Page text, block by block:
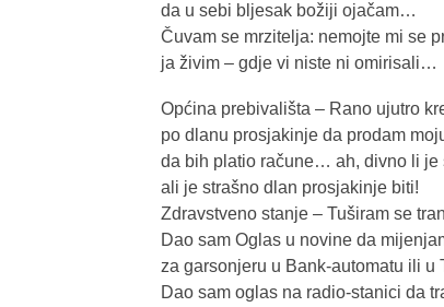
da u sebi bljesak božiji ojačam…
Čuvam se mrzitelja: nemojte mi se
ja živim – gdje vi niste ni omirisali…
Općina prebivališta – Rano ujutro
po dlanu prosjakinje da prodam
da bih platio račune… ah, divno li je
ali je strašno dlan prosjakinje biti!
Zdravstveno stanje – Tuširam se
Dao sam Oglas u novine da
za garsonjeru u Bank-automatu ili u
Dao sam oglas na radio-stanici da